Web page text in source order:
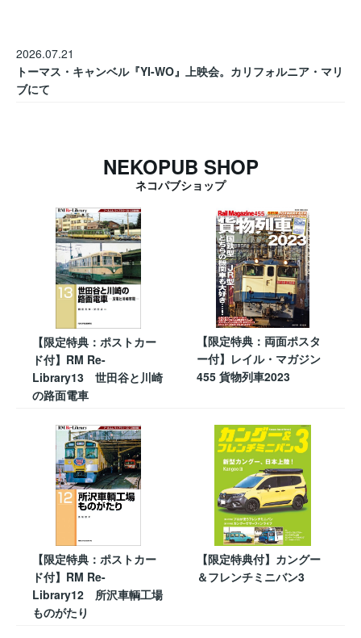
2026.07.21
トーマス・キャンベル『YI-WO』上映会。カリフォルニア・マリ
ブにて
NEKOPUB SHOP
ネコパブショップ
【限定特典：ポストカー
ド付】RM Re-
Library13 世田谷と川崎
の路面電車
【限定特典：両面ポスタ
ー付】レイル・マガジン
455 貨物列車2023
【限定特典：ポストカー
ド付】RM Re-
Library12 所沢車輌工場
ものがたり
【限定特典付】カングー
＆フレンチミニバン3